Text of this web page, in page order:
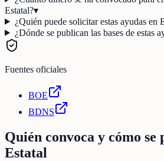
Estatal?▾
¿Quién puede solicitar estas ayudas en
¿Dónde se publican las bases de estas
Fuentes oficiales
BOE
BDNS
Quién convoca y cómo se
Estatal